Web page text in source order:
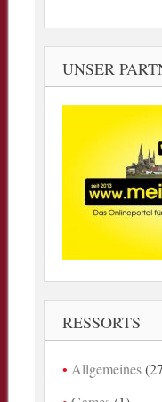
UNSER
RESSORTS
Allgemeines